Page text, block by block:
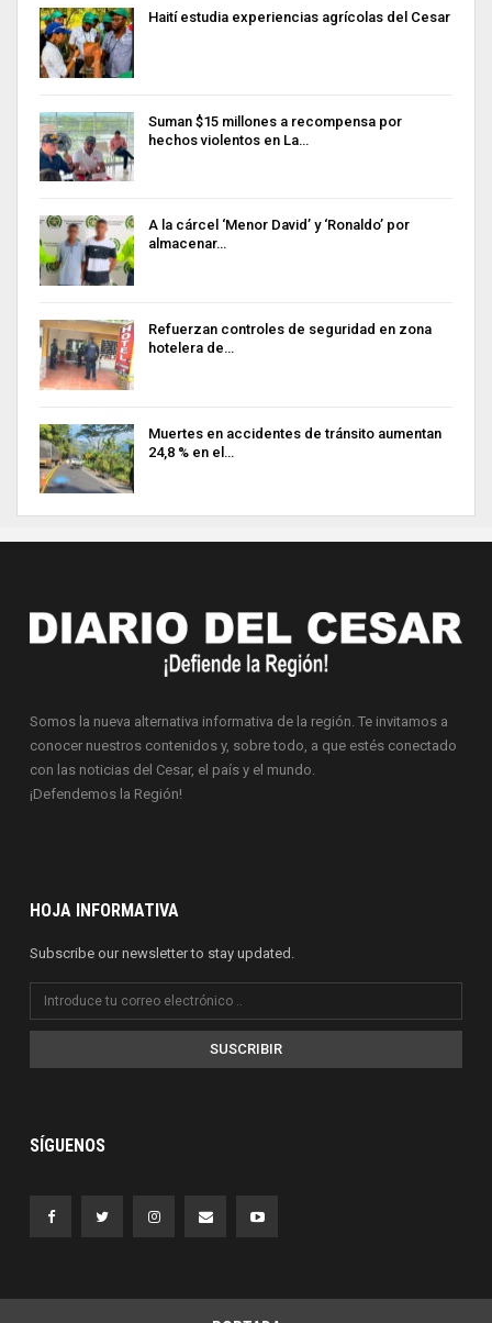
Haití estudia experiencias agrícolas del Cesar
Suman $15 millones a recompensa por
hechos violentos en La…
A la cárcel ‘Menor David’ y ‘Ronaldo’ por
almacenar…
Refuerzan controles de seguridad en zona
hotelera de…
Muertes en accidentes de tránsito aumentan
24,8 % en el…
Somos la nueva alternativa informativa de la región. Te invitamos a
conocer nuestros contenidos y, sobre todo, a que estés conectado
con las noticias del Cesar, el país y el mundo.
¡Defendemos la Región!
HOJA INFORMATIVA
Subscribe our newsletter to stay updated.
SUSCRIBIR
SÍGUENOS